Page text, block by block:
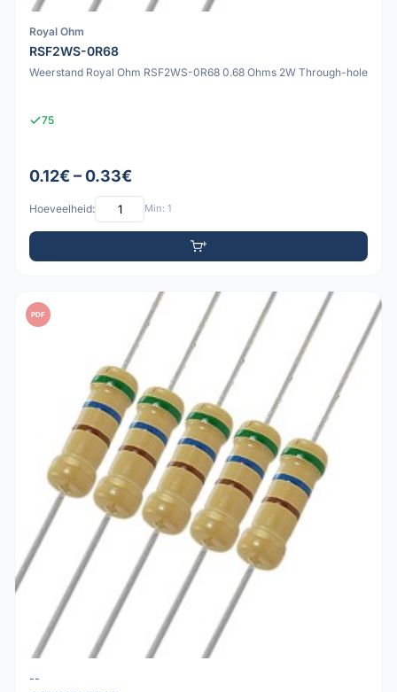
Royal Ohm
RSF2WS-0R68
Weerstand Royal Ohm RSF2WS-0R68 0.68 Ohms 2W Through-hole
75
0.12€ – 0.33€
Hoeveelheid: Min: 1
PDF
--